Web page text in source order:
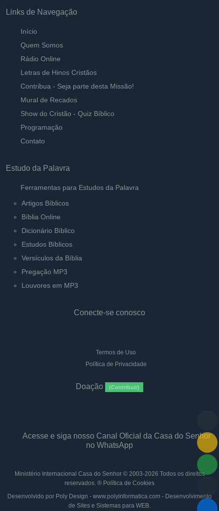
Links de Navegação
Início
Quem Somos
Rádio Online
Letras de Hinos Cristãos
Contribua - Seja parte desta Missão!
Mural de Recados
Show do Cristão - Quiz Bíblico
Programação
Contato
Estudo da Palavra
Ferramentas para Estudos da Palavra
Artigos Bíblicos
Bíblia Online
Dicionário Bíblico
Estudos Bíblicos
Versículos da Bíblia
Pregação MP3
Louvores em MP3
Conecte-se conosco
Termos de Uso
Política de Privacidade
Doação (Contribuir)
Acesse e siga nosso Canal Oficial da Casa do Senhor
no WhatsApp
Ministério Internacional Casa do Senhor© 2003-2026 Todos os direitos
reservados. ® Política de Cookies
Desenvolvido por Poly Design - www.polyinformatica.com - Desenvolvimento
de Sites e Sistemas para WEB.